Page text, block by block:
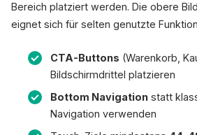
Bereich platziert werden. Die obere
eignet sich für selten genutzte
CTA-Buttons (Warenkorb,
Bildschirmdrittel platzieren
Bottom Navigation statt
Navigation verwenden